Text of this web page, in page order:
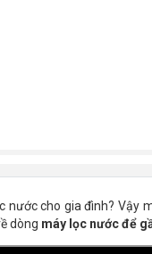
cho gia đình?
dòng máy lọc nước để